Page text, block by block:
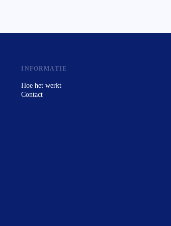
INFORMATIE
Hoe het werkt
Contact